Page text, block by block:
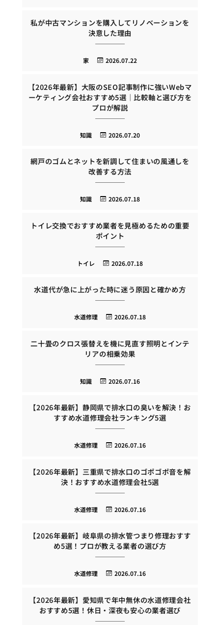
私が中古マンションを購入してリノベーションを
決意した理由
2026.07.22
家
【2026年最新】大阪のSEO記事制作に強いWebマ
ーケティング会社おすすめ5選｜比較軸と選び方を
プロが解説
2026.07.20
知識
網戸のゴムとネットを新調して住まいの風通しを
改善する方法
2026.07.18
知識
トイレ交換でおすすめ業者を見極めるための重要
ポイント
2026.07.18
トイレ
水道代が急に上がった時に迷う原因と確かめ方
2026.07.18
水道修理
二十畳のクロス張替えを機に見直す照明とインテ
リアの相乗効果
2026.07.16
知識
【2026年最新】静岡県で排水口の臭いを解決！お
すすめ水道修理会社ランキング5選
2026.07.16
水道修理
【2026年最新】三重県で排水口のゴポゴポ音を解
決！おすすめ水道修理会社5選
2026.07.16
水道修理
【2026年最新】岐阜県の排水管つまり修理おすす
め5選！プロが教える業者の選び方
2026.07.16
水道修理
【2026年最新】愛知県で年中無休の水道修理会社
おすすめ5選！休日・深夜も安心の業者選び